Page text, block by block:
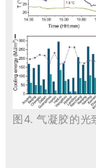
图4.气凝胶的光